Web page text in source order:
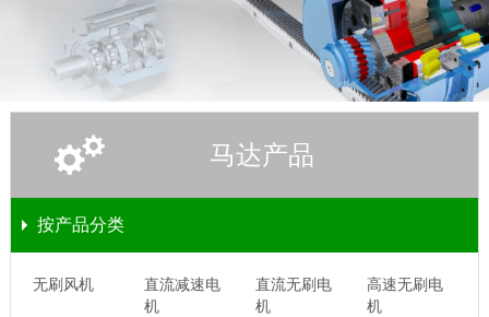
马达产品
按产品分类
无刷风机
直流减速电
机
直流无刷电
机
高速无刷电
机